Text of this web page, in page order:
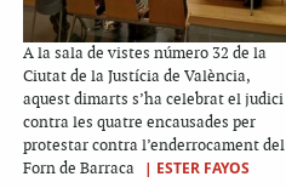
A la sala de vistes número 32 de la
Ciutat de la Justícia de València,
aquest dimarts s’ha celebrat el judici
contra les quatre encausades per
protestar contra l’enderrocament del
Forn de Barraca
| ESTER FAYOS